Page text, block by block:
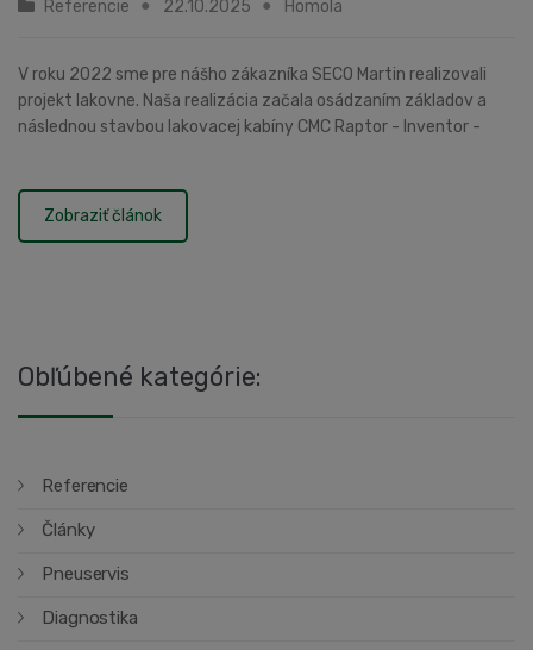
Referencie 22.10.2025 Homola
V roku 2022 sme pre nášho zákazníka SECO Martin realizovali
projekt lakovne. Naša realizácia začala osádzaním základov a
následnou stavbou lakovacej kabíny CMC Raptor - Inventor -
Zobraziť článok
Obľúbené kategórie:
Referencie
Články
Pneuservis
Diagnostika